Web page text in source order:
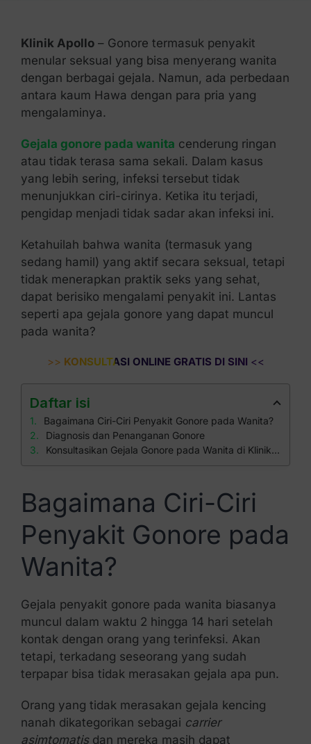
Klinik Apollo– Gonore termasuk penyakit
menular seksual yang bisa menyerang wanita
dengan berbagai gejala. Namun, ada perbedaan
antara kaum Hawa dengan para pria yang
mengalaminya.
Gejala gonore pada wanita cenderung ringan
atau tidak terasa sama sekali. Dalam kasus
yang lebih sering, infeksi tersebut tidak
menunjukkan ciri-cirinya. Ketika itu terjadi,
pengidap menjadi tidak sadar akan infeksi ini.
Ketahuilah bahwa wanita (termasuk yang
sedang hamil) yang aktif secara seksual, tetapi
tidak menerapkan praktik seks yang sehat,
dapat berisiko mengalami penyakit ini. Lantas
seperti apa gejala gonore yang dapat muncul
pada wanita?
>> KONSULTASI ONLINE GRATIS DI SINI <<
Daftar isi
Bagaimana Ciri-Ciri Penyakit Gonore pada Wanita?
Diagnosis dan Penanganan Gonore
Konsultasikan Gejala Gonore pada Wanita di Klinik Apollo
Bagaimana Ciri-Ciri
Penyakit Gonore pada
Wanita?
Gejala penyakit gonore pada wanita biasanya
muncul dalam waktu 2 hingga 14 hari setelah
kontak dengan orang yang terinfeksi. Akan
tetapi, terkadang seseorang yang sudah
terpapar bisa tidak merasakan gejala apa pun.
Orang yang tidak merasakan gejala kencing
nanah dikategorikan sebagai carrier
asimtomatis dan mereka masih dapat